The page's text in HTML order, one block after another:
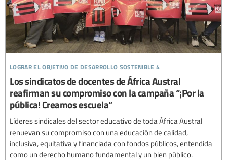
lograr el objetivo de desarrollo sostenible 4
Los sindicatos de docentes de África Austral
reafirman su compromiso con la campaña “¡Por la
pública! Creamos escuela”
Líderes sindicales del sector educativo de toda África Austral
renuevan su compromiso con una educación de calidad,
inclusiva, equitativa y financiada con fondos públicos, entendida
como un derecho humano fundamental y un bien público.